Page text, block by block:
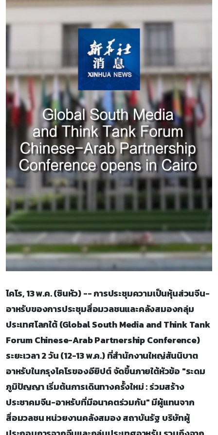
ไคโร, 13 พ.ค. (ซินหัว) -- การประชุมความเป็นหุ้นส่วนจีน-
อาหรับของการประชุมสื่อมวลชนและคลังสมองกลุ่ม
ประเทศโลกใต้ (Global South Media and Think Tank
Forum Chinese-Arab Partnership Conference)
ระยะเวลา 2 วัน (12-13 พ.ค.) ที่สำนักงานใหญ่สันนิบาต
อาหรับในกรุงไคโรของอียิปต์ จัดขึ้นภายใต้หัวข้อ "ระดม
ภูมิปัญญา เริ่มต้นการเดินทางครั้งใหม่ : ร่วมสร้าง
ประชาคมจีน-อาหรับที่มีอนาคตร่วมกัน" มีผู้แทนจาก
สื่อมวลชน หน่วยงานคลังสมอง สถาบันรัฐ บริษัทผู้